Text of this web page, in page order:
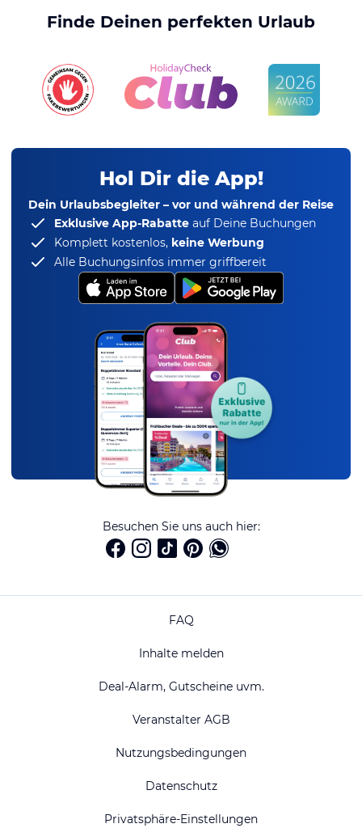
Finde Deinen perfekten Urlaub
Hol Dir die App!
Dein Urlaubsbegleiter – vor und während der Reise
Exklusive App-Rabatte auf Deine Buchungen
Komplett kostenlos, keine Werbung
Alle Buchungsinfos immer griffbereit
Besuchen Sie uns auch hier:
FAQ
Inhalte melden
Deal-Alarm, Gutscheine uvm.
Veranstalter AGB
Nutzungsbedingungen
Datenschutz
Privatsphäre-Einstellungen